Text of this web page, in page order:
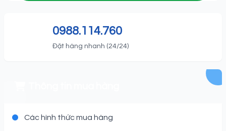
0988.114.760
Đặt hàng nhanh (24/24)
Các hình thức mua hàng